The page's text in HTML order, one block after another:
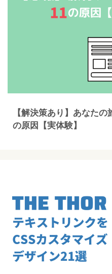
【解決策あり】あなた
の原因【実体験】